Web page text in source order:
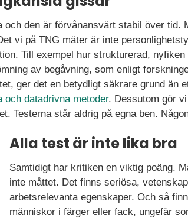
och den är förvånansvärt stabil över tid.
vi på TNG mäter är inte
Till exempel hur strukturerad,
av begåvning, som enligt
ger det en betydligt säkrare grund än
och datadrivna metoder. Dessutom gör
Testerna står aldrig på egna ben.
Alla test är inte lika bra
Samtidigt har kritiken en viktig poäng.
inte måttet. Det finns seriösa,
arbetsrelevanta egenskaper. Och så
människor i färger eller fack, ungefär